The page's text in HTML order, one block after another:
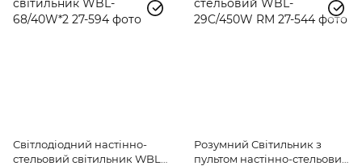
Світлодіодний настінно-
стельовий світильник WBL-
Розумний Світильник з
пультом настінно-стельовий